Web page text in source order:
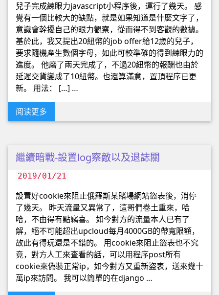
兒子完成練眼力javascript小程序後，運行了幾天。 感
覺有一個比較大的缺點，就是如果知道是什麼文字了，
意識會幹擾自己的眼力觀察，從而得不到客觀的數據。
基於此，我又提出20紐幣的job offer給12歲的兒子，
要求隨機產生數個字母，如此可較準確的得到練眼力的
進度。 他磨了兩天完成了，不過20紐幣的報酬也由於
延遲交貨變成了10紐幣。也還算滿意，置頂程序已更
新。 用法： […] …
阅读更多
繼續暗戰-設置log察敵以及退誌關
2019/01/21
設置好cookie來阻止俄羅斯某賭場網站盜表後，消停
了幾天。 昨天流量又異常了，這哥們卷土重來，哈
哈，不由得有點竊喜。 如今對方的流量本人已有了
解，絕不可能超出upcloud每月4000GB的帶寬限額，
故此有得玩還是不錯的。 用cookie來阻止盜表也不究
竟，對方人工來查看的話，可以用程序post所有
cookie來偽裝正常ip，如今對方又重新盜表，送來幾十
萬ip來訪問。 我可以簡單的在django …